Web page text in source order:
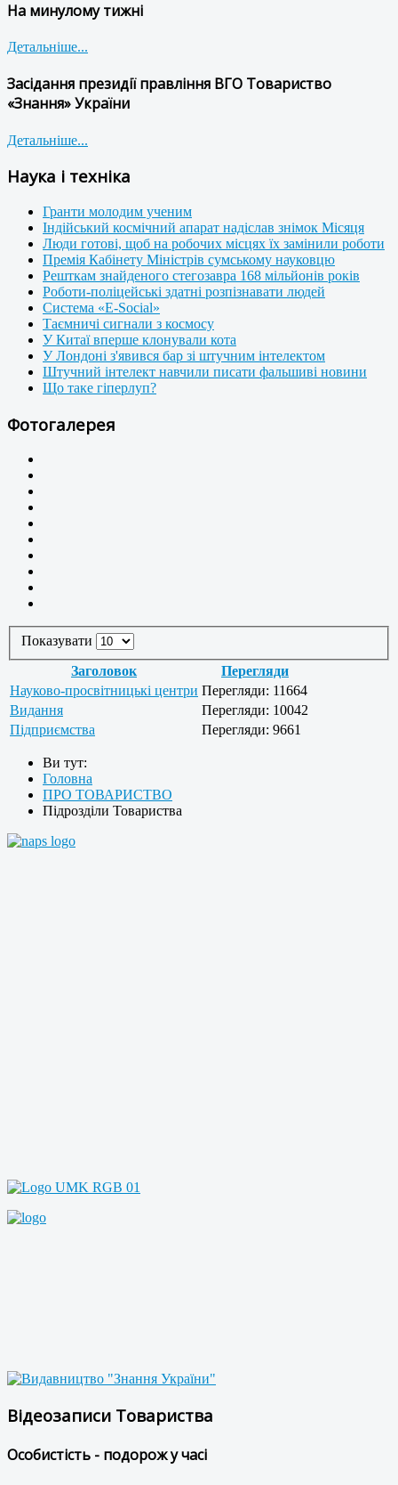
На минулому тижні
Детальніше...
Засідання президії правління ВГО Товариство
«Знання» України
Детальніше...
Наука і техніка
Гранти молодим ученим
Індійський космічний апарат надіслав знімок Місяця
Люди готові, щоб на робочих місцях їх замінили роботи
Премія Кабінету Міністрів сумському науковцю
Решткам знайденого стегозавра 168 мільйонів років
Роботи-поліцейські здатні розпізнавати людей
Система «E-Social»
Таємничі сигнали з космосу
У Китаї вперше клонували кота
У Лондоні з'явився бар зі штучним інтелектом
Штучний інтелект навчили писати фальшиві новини
Що таке гіперлуп?
Фотогалерея
Показувати
Заголовок
Перегляди
Науково-просвітницькі центри Перегляди: 11664
Видання
Перегляди: 10042
Підприємства
Перегляди: 9661
Ви тут:
Головна
ПРО ТОВАРИСТВО
Підрозділи Товариства
Відеозаписи Товариства
Особистість - подорож у часі